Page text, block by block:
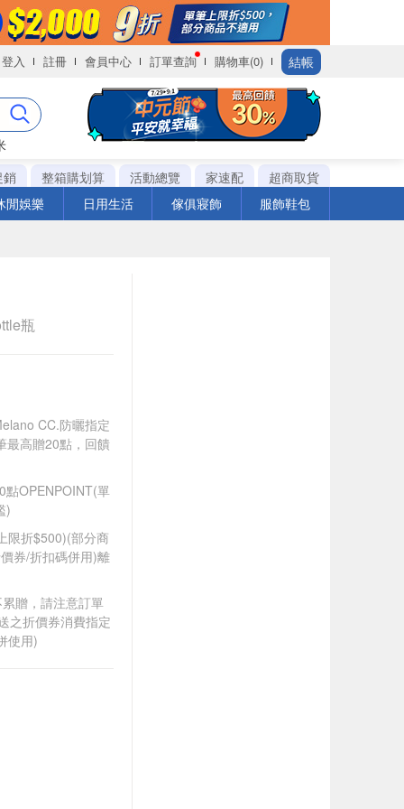
登入 註冊 會員中心 訂單查詢 購物車(0) 結帳
銷
整箱購划算 活動總覽 家速配
超商取貨
閒娛樂
日用生活 傢俱寢飾 服飾鞋包
瓶
CC.防曬指定
最高贈20點，回饋
點OPENPOINT(單
)
限折$500)(部分商
券/折扣碼併用)離
贈，請注意訂單
之折價券消費指定
使用)